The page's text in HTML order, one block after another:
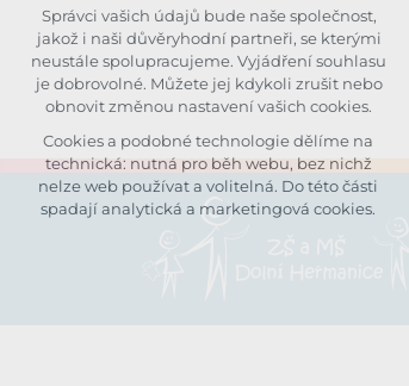
vyhodnocení návštěvnosti
marketingová cookies (Google)
Více informací o cookies na našem webu
Přijmout všechny cookies
Odmítnout vše
Správci vašich údajů bude naše společnost,
jakož i naši důvěryhodní partneři, se kterými
neustále spolupracujeme. Vyjádření souhlasu
je dobrovolné. Můžete jej kdykoli zrušit nebo
obnovit změnou nastavení vašich cookies.
Cookies a podobné technologie dělíme na
technická: nutná pro běh webu, bez nichž
nelze web používat a volitelná. Do této části
spadají analytická a marketingová cookies.